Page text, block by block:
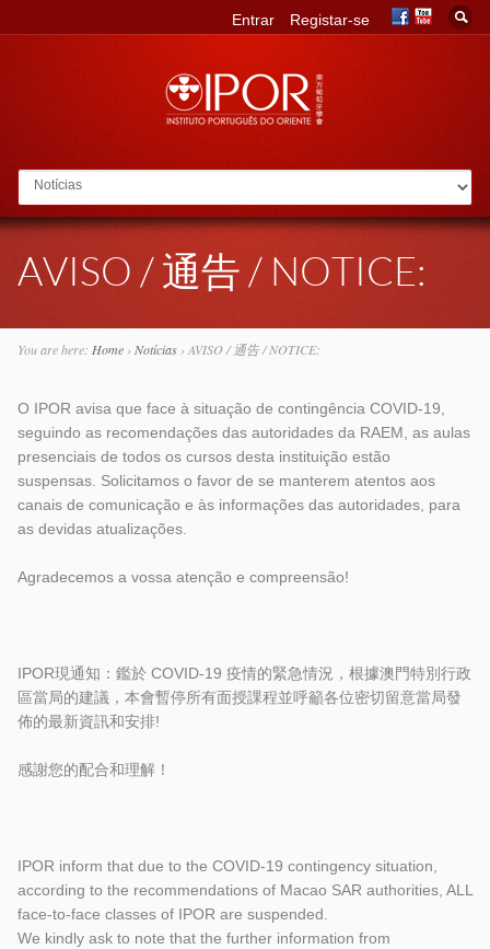
Go to:
Entrar Registar-se
AVISO / 通告 / NOTICE:
You are here: Home› Notícias› AVISO / 通告 / NOTICE:
O IPOR avisa que face à situação de contingência COVID-19,
seguindo as recomendações das autoridades da RAEM, as aulas
presenciais de todos os cursos desta instituição estão
suspensas. Solicitamos o favor de se manterem atentos aos
canais de comunicação e às informações das autoridades, para
as devidas atualizações.
Agradecemos a vossa atenção e compreensão!
IPOR現通知：鑑於 COVID-19 疫情的緊急情況，根據澳門特別行政
區當局的建議，本會暫停所有面授課程並呼籲各位密切留意當局發
佈的最新資訊和安排!
感謝您的配合和理解！
IPOR inform that due to the COVID-19 contingency situation,
according to the recommendations of Macao SAR authorities, ALL
face-to-face classes of IPOR are suspended.
We kindly ask to note that the further information from